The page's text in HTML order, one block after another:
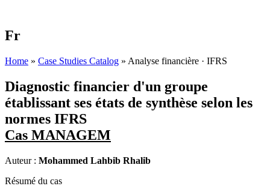
Fr
Home » Case Studies Catalog » Analyse financière · IFRS
Diagnostic financier d'un groupe
établissant ses états de synthèse selon les
normes IFRS
Cas MANAGEM
Auteur : Mohammed Lahbib Rhalib
Résumé du cas